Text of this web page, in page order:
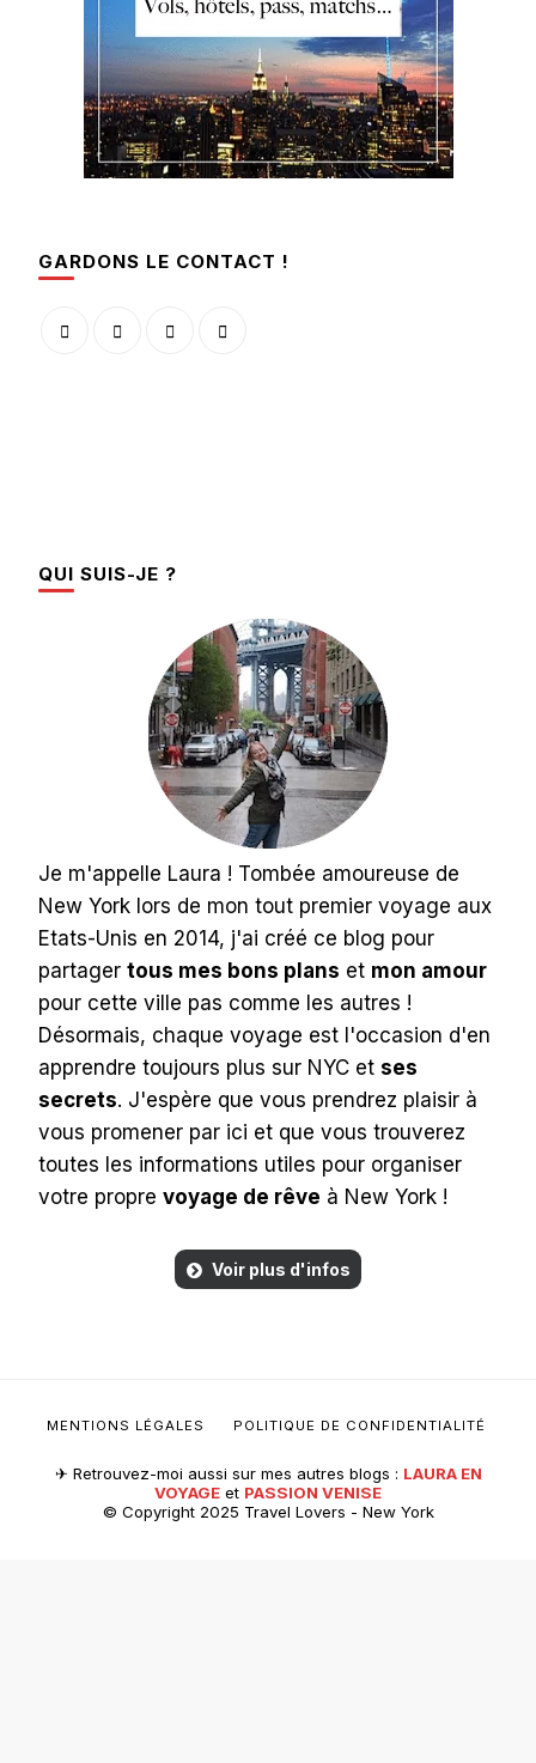
GARDONS LE CONTACT !
QUI SUIS-JE ?
Je m'appelle Laura ! Tombée amoureuse de
New York lors de mon tout premier voyage aux
Etats-Unis en 2014, j'ai créé ce blog pour
partager tous mes bons plans et mon amour
pour cette ville pas comme les autres !
Désormais, chaque voyage est l'occasion d'en
apprendre toujours plus sur NYC et ses
secrets. J'espère que vous prendrez plaisir à
vous promener par ici et que vous trouverez
toutes les informations utiles pour organiser
votre propre voyage de rêve à New York !
Voir plus d'infos
✈︎ Retrouvez-moi aussi sur mes autres blogs : LAURA EN
VOYAGE et PASSION VENISE
© Copyright 2025 Travel Lovers - New York
MENTIONS LÉGALES POLITIQUE DE CONFIDENTIALITÉ